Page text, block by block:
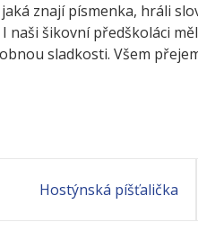
znají písmenka, hráli
naši šikovní předškoláci
sladkosti. Všem
Hostýnská píšťalička